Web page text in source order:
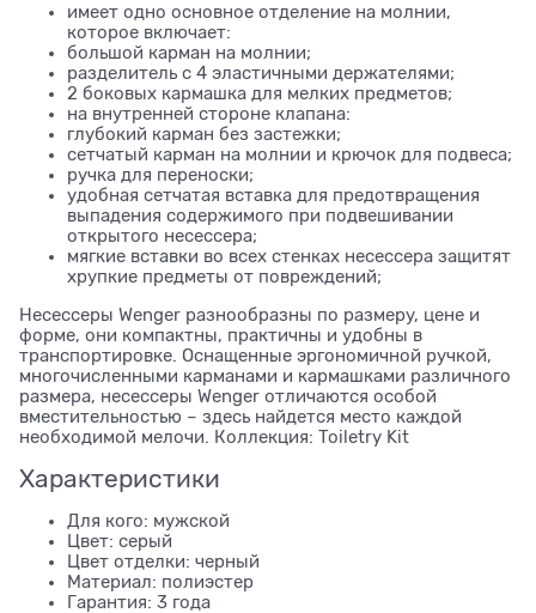
имеет одно основное отделение на молнии,
которое включает:
большой карман на молнии;
разделитель с 4 эластичными держателями;
2 боковых кармашка для мелких предметов;
на внутренней стороне клапана:
глубокий карман без застежки;
сетчатый карман на молнии и крючок для подвеса;
ручка для переноски;
удобная сетчатая вставка для предотвращения
выпадения содержимого при подвешивании
открытого несессера;
мягкие вставки во всех стенках несессера защитят
хрупкие предметы от повреждений;
Несессеры Wenger разнообразны по размеру, цене и
форме, они компактны, практичны и удобны в
транспортировке. Оснащенные эргономичной ручкой,
многочисленными карманами и кармашками различного
размера, несессеры Wenger отличаются особой
вместительностью – здесь найдется место каждой
необходимой мелочи. Коллекция: Toiletry Kit
Характеристики
Для кого: мужской
Цвет: серый
Цвет отделки: черный
Материал: полиэстер
Гарантия: 3 года